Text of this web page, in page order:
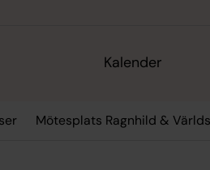
Kalender
Mötesplats Ragnhild &